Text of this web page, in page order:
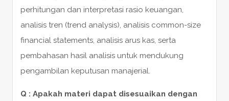
perhitungan dan interpretasi rasio keuangan,
analisis tren (trend analysis), analisis common-size
financial statements, analisis arus kas, serta
pembahasan hasil analisis untuk mendukung
pengambilan keputusan manajerial.
Q : Apakah materi dapat disesuaikan dengan